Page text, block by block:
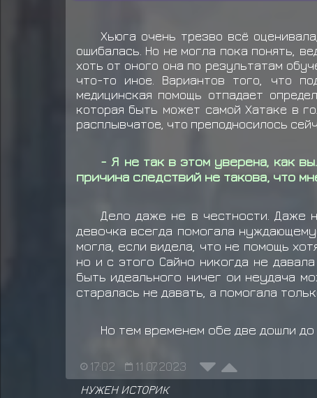
Хьюга очень трезво всё
ошибалась. Но не могла пока понять,
хоть от оного она по результатам
что-то иное. Вариантов того, что
медицинская помощь отпадает
которая быть может самой Хатаке в
расплывчатое, что преподносилось
- Я не так в этом уверена, как
причина следствий не такова, что
Дело даже не в честности. Даже
девочка всегда помогала
могла, если видела, что не помощь
но и с этого Сайно никогда не
быть идеального ничег ои неудача
старалась не давать, а помогала
Но тем временем обе две дошли
17:02 11.07.2023
НУЖЕН ИСТОРИК